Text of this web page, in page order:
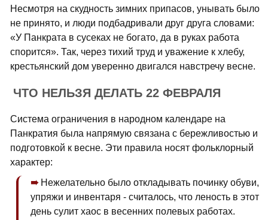
Несмотря на скудность зимних припасов, унывать было
не принято, и люди подбадривали друг друга словами:
«У Панкрата в сусеках не богато, да в руках работа
спорится». Так, через тихий труд и уважение к хлебу,
крестьянский дом уверенно двигался навстречу весне.
ЧТО НЕЛЬЗЯ ДЕЛАТЬ 22 ФЕВРАЛЯ
Система ограничения в народном календаре на
Панкратия была напрямую связана с бережливостью и
подготовкой к весне. Эти правила носят фольклорный
характер:
Нежелательно было откладывать починку обуви,
упряжи и инвентаря - считалось, что леность в этот
день сулит хаос в весенних полевых работах.